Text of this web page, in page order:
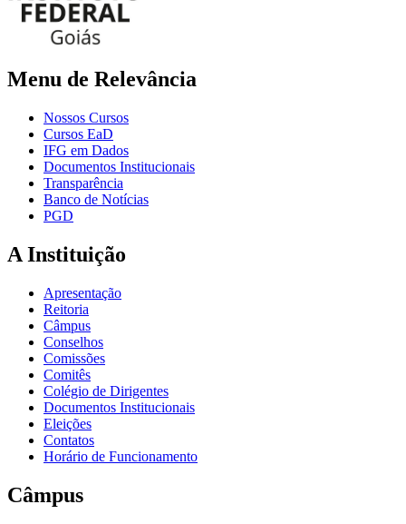
Menu de Relevância
Nossos Cursos
Cursos EaD
IFG em Dados
Documentos Institucionais
Transparência
Banco de Notícias
PGD
A Instituição
Apresentação
Reitoria
Câmpus
Conselhos
Comissões
Comitês
Colégio de Dirigentes
Documentos Institucionais
Eleições
Contatos
Horário de Funcionamento
Câmpus